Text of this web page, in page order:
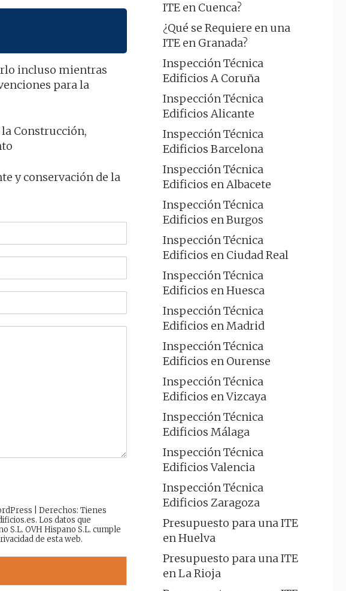
incluso mientras
para la
Construcción,
y conservación de la
| Derechos: Tienes
Los datos que
S.L. OVH Hispano S.L. cumple
de esta web.
ITE en Cuenca?
¿Qué se Requiere en una
ITE en Granada?
Inspección Técnica
Edificios A Coruña
Inspección Técnica
Edificios Alicante
Inspección Técnica
Edificios Barcelona
Inspección Técnica
Edificios en Albacete
Inspección Técnica
Edificios en Burgos
Inspección Técnica
Edificios en Ciudad Real
Inspección Técnica
Edificios en Huesca
Inspección Técnica
Edificios en Madrid
Inspección Técnica
Edificios en Ourense
Inspección Técnica
Edificios en Vizcaya
Inspección Técnica
Edificios Málaga
Inspección Técnica
Edificios Valencia
Inspección Técnica
Edificios Zaragoza
Presupuesto para una ITE
en Huelva
Presupuesto para una ITE
en La Rioja